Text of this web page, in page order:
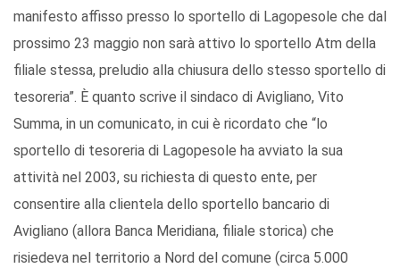
manifesto affisso presso lo sportello di Lagopesole che dal
prossimo 23 maggio non sarà attivo lo sportello Atm della
filiale stessa, preludio alla chiusura dello stesso sportello di
tesoreria”. È quanto scrive il sindaco di Avigliano, Vito
Summa, in un comunicato, in cui è ricordato che “lo
sportello di tesoreria di Lagopesole ha avviato la sua
attività nel 2003, su richiesta di questo ente, per
consentire alla clientela dello sportello bancario di
Avigliano (allora Banca Meridiana, filiale storica) che
risiedeva nel territorio a Nord del comune (circa 5.000